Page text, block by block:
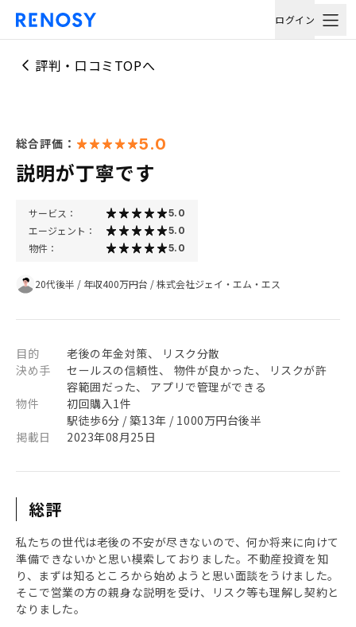
ログイン
評判・口コミTOPへ
総合評価： 5.0
説明が丁寧です
サービス： 5.0
エージェント： 5.0
物件： 5.0
20代後半 / 年収400万円台 /株式会社ジェイ・エム・エス
目的
老後の年金対策、 リスク分散
決め手
セールスの信頼性、 物件が良かった、 リスクが許
容範囲だった、 アプリで管理ができる
物件
初回購入1件
駅徒歩6分 / 築13年 / 1000万円台後半
掲載日
2023年08月25日
総評
私たちの世代は老後の不安が尽きないので、何か将来に向けて
準備できないかと思い模索しておりました。不動産投資を知
り、まずは知るところから始めようと思い面談をうけました。
そこで営業の方の親身な説明を受け、リスク等も理解し契約と
なりました。